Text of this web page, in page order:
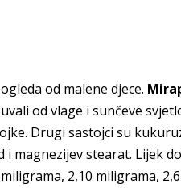
od malene djece.
od vlage i sunčeve
Drugi sastojci su
magnezijev stearat. Lijek
2,10 miligrama,